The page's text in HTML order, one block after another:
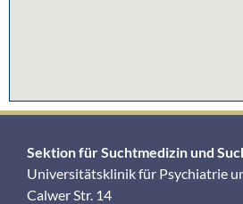
Sektion für Suchtmedizin und
Universitätsklinik für Psychiatrie
Calwer Str. 14